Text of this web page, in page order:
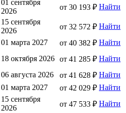
01 сентября
2026
от 30 193 ₽ Найти
15 сентября
2026
от 32 572 ₽ Найти
01 марта 2027 от 40 382 ₽ Найти
18 октября 2026 от 41 285 ₽ Найти
06 августа 2026 от 41 628 ₽ Найти
01 марта 2027 от 42 029 ₽ Найти
15 сентября
2026
от 47 533 ₽ Найти